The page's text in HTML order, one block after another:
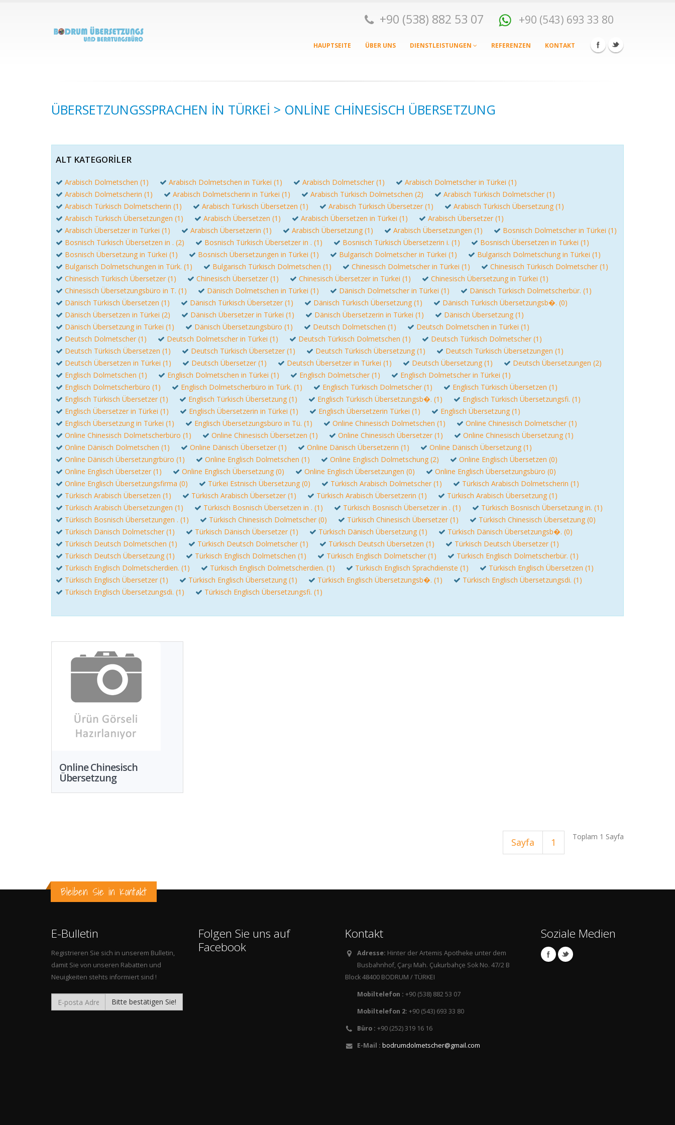
+90 (538) 882 53 07 +90 (543) 693 33 80
HAUPTSEITE ÜBER UNS DIENSTLEISTUNGEN REFERENZEN KONTAKT
ÜBERSETZUNGSSPRACHEN IN TÜRKEI > ONLINE CHINESISCH ÜBERSETZUNG
ALT KATEGORILER
Arabisch Dolmetschen (1) Arabisch Dolmetschen in Türkei (1) Arabisch Dolmetscher (1)
Arabisch Dolmetscher in Türkei (1)
Arabisch Dolmetscherin (1)
Arabisch Dolmetscherin in Türkei (1) Arabisch Türkisch Dolmetschen (2)
Arabisch Türkisch Dolmetscher (1)
Arabisch Türkisch Dolmetscherin (1)
Arabisch Türkisch Übersetzen (1) Arabisch Türkisch Übersetzer (1)
Arabisch Türkisch Übersetzung (1)
Arabisch Türkisch Übersetzungen (1)
Arabisch Übersetzen (1) Arabisch Übersetzen in Türkei (1)
Arabisch Übersetzer (1)
Arabisch Übersetzer in Türkei (1)
Arabisch Übersetzerin (1) Arabisch Übersetzung (1) Arabisch Übersetzungen (1)
Bosnisch Dolmetscher in Türkei (1)
Bosnisch Türkisch Übersetzen in . (2)
Bosnisch Türkisch Übersetzer in . (1) Bosnisch Türkisch Übersetzerin i. (1)
Bosnisch Übersetzen in Türkei (1)
Bosnisch Übersetzung in Türkei (1)
Bosnisch Übersetzungen in Türkei (1) Bulgarisch Dolmetscher in Türkei (1)
Bulgarisch Dolmetschung in Türkei (1)
Bulgarisch Dolmetschungen in Türk. (1)
Bulgarisch Türkisch Dolmetschen (1) Chinesisch Dolmetscher in Türkei (1)
Chinesisch Türkisch Dolmetscher (1)
Chinesisch Türkisch Übersetzer (1)
Chinesisch Übersetzer (1) Chinesisch Übersetzer in Türkei (1)
Chinesisch Übersetzung in Türkei (1)
Chinesisch Übersetzungsbüro in T. (1)
Dänisch Dolmetschen in Türkei (1) Dänisch Dolmetscher in Türkei (1)
Dänisch Türkisch Dolmetscherbür. (1)
Dänisch Türkisch Übersetzen (1)
Dänisch Türkisch Übersetzer (1) Dänisch Türkisch Übersetzung (1)
Dänisch Türkisch Übersetzungsb�. (0)
Dänisch Übersetzen in Türkei (2)
Dänisch Übersetzer in Türkei (1) Dänisch Übersetzerin in Türkei (1)
Dänisch Übersetzung (1)
Dänisch Übersetzung in Türkei (1)
Dänisch Übersetzungsbüro (1) Deutsch Dolmetschen (1)
Deutsch Dolmetschen in Türkei (1)
Deutsch Dolmetscher (1)
Deutsch Dolmetscher in Türkei (1) Deutsch Türkisch Dolmetschen (1)
Deutsch Türkisch Dolmetscher (1)
Deutsch Türkisch Übersetzen (1)
Deutsch Türkisch Übersetzer (1) Deutsch Türkisch Übersetzung (1)
Deutsch Türkisch Übersetzungen (1)
Deutsch Übersetzen in Türkei (1)
Deutsch Übersetzer (1) Deutsch Übersetzer in Türkei (1) Deutsch Übersetzung (1)
Deutsch Übersetzungen (2)
Englisch Dolmetschen (1)
Englisch Dolmetschen in Türkei (1) Englisch Dolmetscher (1)
Englisch Dolmetscher in Türkei (1)
Englisch Dolmetscherbüro (1)
Englisch Dolmetscherbüro in Türk. (1) Englisch Türkisch Dolmetscher (1)
Englisch Türkisch Übersetzen (1)
Englisch Türkisch Übersetzer (1)
Englisch Türkisch Übersetzung (1) Englisch Türkisch Übersetzungsb�. (1)
Englisch Türkisch Übersetzungsfi. (1)
Englisch Übersetzer in Türkei (1)
Englisch Übersetzerin in Türkei (1) Englisch Übersetzerin Türkei (1)
Englisch Übersetzung (1)
Englisch Übersetzung in Türkei (1)
Englisch Übersetzungsbüro in Tü. (1) Online Chinesisch Dolmetschen (1)
Online Chinesisch Dolmetscher (1)
Online Chinesisch Dolmetscherbüro (1)
Online Chinesisch Übersetzen (1) Online Chinesisch Übersetzer (1)
Online Chinesisch Übersetzung (1)
Online Dänisch Dolmetschen (1)
Online Dänisch Übersetzer (1) Online Dänisch Übersetzerin (1)
Online Dänisch Übersetzung (1)
Online Dänisch Übersetzungrbüro (1)
Online Englisch Dolmetschen (1) Online Englisch Dolmetschung (2)
Online Englisch Übersetzen (0)
Online Englisch Übersetzer (1)
Online Englisch Übersetzung (0) Online Englisch Übersetzungen (0)
Online Englisch Übersetzungsbüro (0)
Online Englisch Übersetzungsfirma (0)
Türkei Estnisch Übersetzung (0) Türkisch Arabisch Dolmetscher (1)
Türkisch Arabisch Dolmetscherin (1)
Türkisch Arabisch Übersetzen (1)
Türkisch Arabisch Übersetzer (1) Türkisch Arabisch Übersetzerin (1)
Türkisch Arabisch Übersetzung (1)
Türkisch Arabisch Übersetzungen (1)
Türkisch Bosnisch Übersetzen in . (1) Türkisch Bosnisch Übersetzer in . (1)
Türkisch Bosnisch Übersetzung in. (1)
Türkisch Bosnisch Übersetzungen . (1)
Türkisch Chinesisch Dolmetscher (0) Türkisch Chinesisch Übersetzer (1)
Türkisch Chinesisch Übersetzung (0)
Türkisch Dänisch Dolmetscher (1)
Türkisch Dänisch Übersetzer (1) Türkisch Dänisch Übersetzung (1)
Türkisch Dänisch Übersetzungsb�. (0)
Türkisch Deutsch Dolmetschen (1)
Türkisch Deutsch Dolmetscher (1) Türkisch Deutsch Übersetzen (1)
Türkisch Deutsch Übersetzer (1)
Türkisch Deutsch Übersetzung (1)
Türkisch Englisch Dolmetschen (1) Türkisch Englisch Dolmetscher (1)
Türkisch Englisch Dolmetscherbür. (1)
Türkisch Englisch Dolmetscherdien. (1)
Türkisch Englisch Dolmetscherdien. (1) Türkisch Englisch Sprachdienste (1)
Türkisch Englisch Übersetzen (1)
Türkisch Englisch Übersetzer (1)
Türkisch Englisch Übersetzung (1) Türkisch Englisch Übersetzungsb�. (1)
Türkisch Englisch Übersetzungsdi. (1)
Türkisch Englisch Übersetzungsdi. (1)
Türkisch Englisch Übersetzungsfi. (1)
Online Chinesisch
Übersetzung
Sayfa 1 Toplam 1 Sayfa
Bleiben Sie in Kontakt
E-Bulletin
Registrieren Sie sich in unserem Bulletin,
damit Sie von unseren Rabatten und
Neuigkeiten stehts informiert sind !
Bitte bestätigen Sie!
Folgen Sie uns auf
Facebook
Kontakt
Adresse: Hinter der Artemis Apotheke unter dem
Busbahnhof, Çarşı Mah. Çukurbahçe Sok No. 47/2 B
Block 48400 BODRUM / TÜRKEI
Mobiltelefon : +90 (538) 882 53 07
Mobiltelefon 2: +90 (543) 693 33 80
Büro : +90 (252) 319 16 16
E-Mail : bodrumdolmetscher@gmail.com
Soziale Medien